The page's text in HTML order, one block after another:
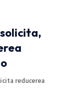
reducerea